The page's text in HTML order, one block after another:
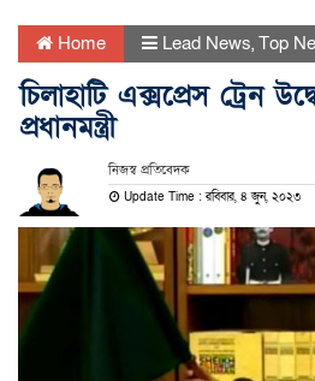
Home Lead News, Top
চিলাহাটি এক্সপ্রেস ট্রেন
প্রধানমন্ত্রী
নিজস্ব প্রতিবেদক
Update Time : রবিবার, ৪ জুন, ২০২৩